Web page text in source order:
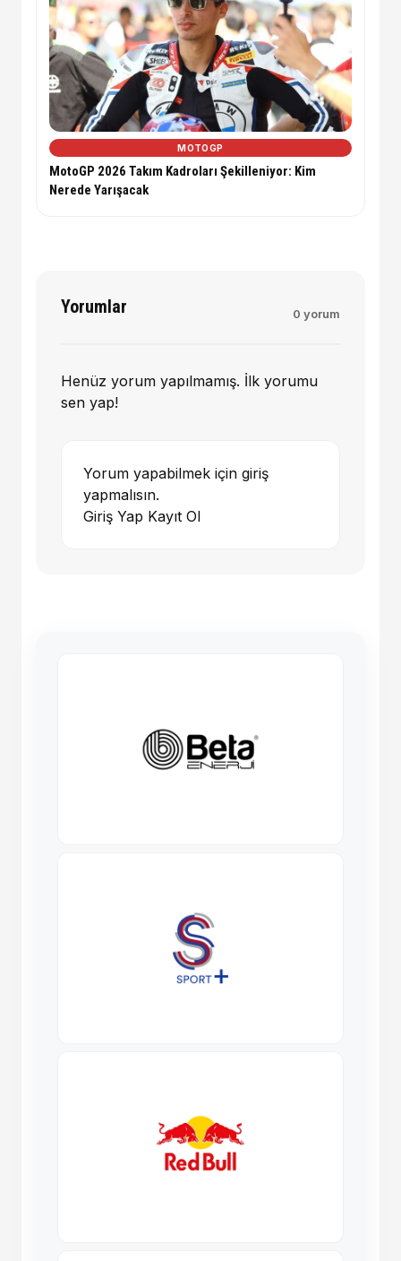
MOTOGP
MotoGP 2026 Takım Kadroları Şekilleniyor: Kim
Nerede Yarışacak
Yorumlar 0 yorum
Henüz yorum yapılmamış. İlk yorumu
sen yap!
Yorum yapabilmek için giriş
yapmalısın.
Giriş Yap Kayıt Ol